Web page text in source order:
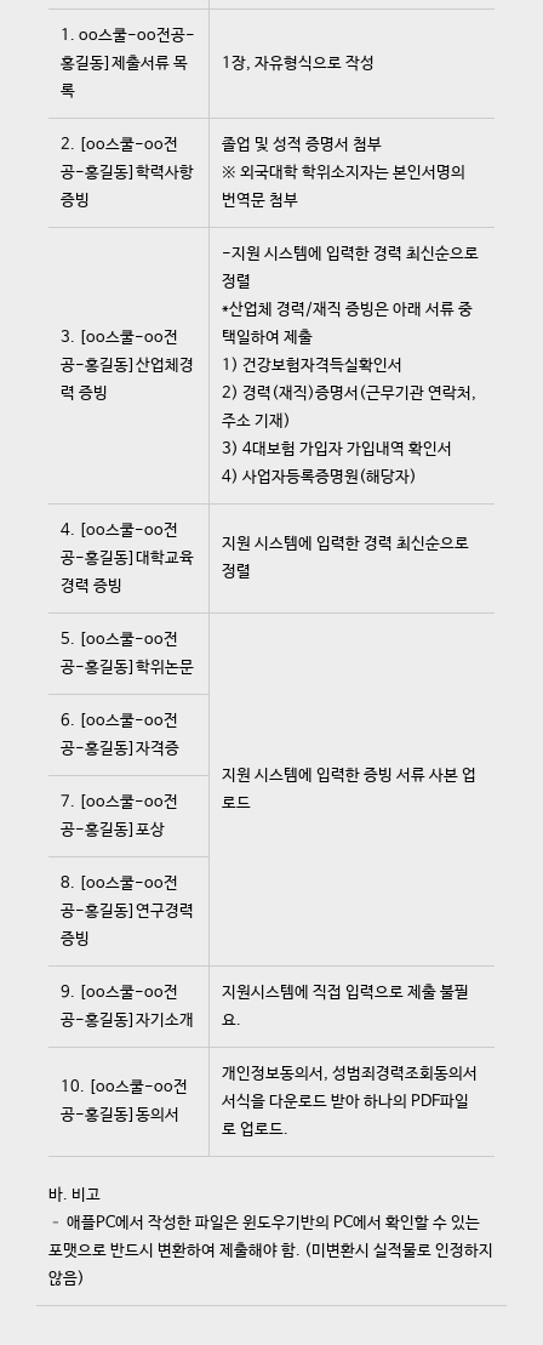
1. oo스쿨-oo전공-
홍길동]제출서류 목
록
1장, 자유형식으로 작성
2. [oo스쿨-oo전
공-홍길동]학력사항
증빙
졸업 및 성적 증명서 첨부
※ 외국대학 학위소지자는 본인서명의
번역문 첨부
3. [oo스쿨-oo전
공-홍길동]산업체경
력 증빙
-지원 시스템에 입력한 경력 최신순으로
정렬
*산업체 경력/재직 증빙은 아래 서류 중
택일하여 제출
1) 건강보험자격득실확인서
2) 경력(재직)증명서(근무기관 연락처,
주소 기재)
3) 4대보험 가입자 가입내역 확인서
4) 사업자등록증명원(해당자)
4. [oo스쿨-oo전
공-홍길동]대학교육
경력 증빙
지원 시스템에 입력한 경력 최신순으로
정렬
5. [oo스쿨-oo전
공-홍길동]학위논문
지원 시스템에 입력한 증빙 서류 사본 업
로드
6. [oo스쿨-oo전
공-홍길동]자격증
7. [oo스쿨-oo전
공-홍길동]포상
8. [oo스쿨-oo전
공-홍길동]연구경력
증빙
9. [oo스쿨-oo전
공-홍길동]자기소개
지원시스템에 직접 입력으로 제출 불필
요.
10. [oo스쿨-oo전
공-홍길동]동의서
개인정보동의서, 성범죄경력조회동의서
서식을 다운로드 받아 하나의 PDF파일
로 업로드.
바. 비고
– 애플PC에서 작성한 파일은 윈도우기반의 PC에서 확인할 수 있는
포맷으로 반드시 변환하여 제출해야 함. (미변환시 실적물로 인정하지
않음)